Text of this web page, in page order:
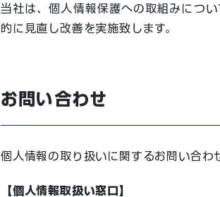
当社は、個人情報保護への取組みにつ
的に見直し改善を実施致します。
お問い合わせ
個人情報の取り扱いに関するお問い合わ
【個人情報取扱い窓口】